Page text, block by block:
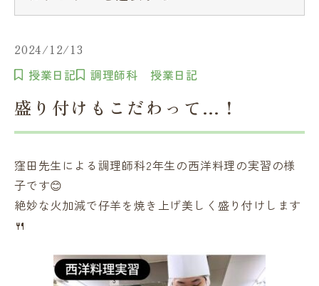
2024/12/13
授業日記 調理師科 授業日記
盛り付けもこだわって…！
窪田先生による調理師科2年生の西洋料理の実習の様
子です😊
絶妙な火加減で仔羊を焼き上げ美しく盛り付けします
🍴